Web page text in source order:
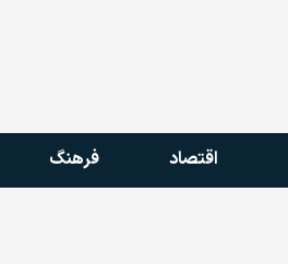
اقتصاد فرهنگ